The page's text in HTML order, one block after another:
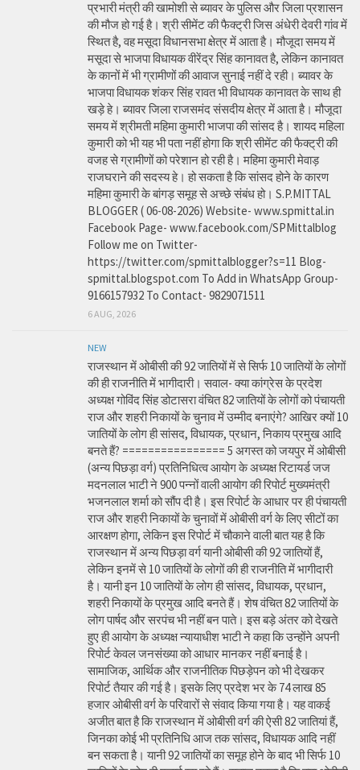
प्रभारी मंत्री की खामोशी से ब्यावर के पुलिस और जिला प्रशासन
की मौज हो गई है। श्री सीमेंट की फैक्ट्री जिस अंधेरी देवरी गांव में
स्थित है, वह मसूदा विधानसभा क्षेत्र में आता है। मौजूदा समय में
मसूदा से भाजपा विधायक वीरेंद्र सिंह कानावत है, लेकिन कानावत
के कानों में भी ग्रामीणों की आवाज सुनाई नहीं दे रही। ब्यावर के
भाजपा विधायक शंकर सिंह रावत भी विधायक कानावत के साथ ही
खड़े हे। ब्यावर जिला राजसमंद संसदीय क्षेत्र में आता है। मौजूदा
समय में श्रीमती महिमा कुमारी भाजपा की सांसद है। शायद महिला
कुमारी को भी यह भी पता नहीं होगा कि श्री सीमेंट की फैक्ट्री की
वजह से ग्रामीणों को परेशान हो रही है। महिमा कुमारी मेवाड़
राजघराने की सदस्य हे। हो सकता है कि सांसद होने के कारण
महिमा कुमारी के बांगड़ समूह से अच्छे संबंध हो। S.P.MITTAL
BLOGGER ( 06-08-2026) Website- www.spmittal.in
Facebook Page- www.facebook.com/SPMittalblog
Follow me on Twitter-
https://twitter.com/spmittalblogger?s=11 Blog-
spmittal.blogspot.com To Add in WhatsApp Group-
9166157932 To Contact- 9829071511
6 AUG, 2026
NEW
राजस्थान में ओबीसी की 92 जातियों में से सिर्फ 10 जातियों के लोगों
की ही राजनीति में भागीदारी। सवाल- क्या कांग्रेस के प्रदेश
अध्यक्ष गोविंद सिंह डोटासरा वंचित 82 जातियों के लोगों को पंचायती
राज और शहरी निकायों के चुनाव में उम्मीद बनाएंगे? आखिर क्यों 10
जातियों के लोग ही सांसद, विधायक, प्रधान, निकाय प्रमुख आदि
बनते हैं? ================ 5 अगस्त को जयपुर में ओबीसी
(अन्य पिछड़ा वर्ग) प्रतिनिधित्व आयोग के अध्यक्ष रिटायर्ड जज
मदनलाल भाटी ने 900 पन्नों वाली आयोग की रिपोर्ट मुख्यमंत्री
भजनलाल शर्मा को सौंप दी है। इस रिपोर्ट के आधार पर ही पंचायती
राज और शहरी निकायों के चुनावों में ओबीसी वर्ग के लिए सीटों का
आरक्षण होगा, लेकिन इस रिपोर्ट में चौकाने वाली बात यह है कि
राजस्थान में अन्य पिछड़ा वर्ग यानी ओबीसी की 92 जातियों हैं,
लेकिन इनमें से 10 जातियों के लोगों की ही राजनीति में भागीदारी
है। यानी इन 10 जातियों के लोग ही सांसद, विधायक, प्रधान,
शहरी निकायों के प्रमुख आदि बनते हैं। शेष वंचित 82 जातियों के
लोग पार्षद और सरपंच भी नहीं बन पाते। इस बड़े अंतर को देखते
हुए ही आयोग के अध्यक्ष न्यायाधीश भाटी ने कहा कि उन्होंने अपनी
रिपोर्ट केवल जनसंख्या को आधार मानकर नहीं बनाई है।
सामाजिक, आर्थिक और राजनीतिक पिछड़ेपन को भी देखकर
रिपोर्ट तैयार की गई है। इसके लिए प्रदेश भर के 74 लाख 85
हजार ओबीसी वर्ग के परिवारों से संवाद किया गया है। यह वाकई
अजीत बात है कि राजस्थान में ओबीसी वर्ग की ऐसी 82 जातियां हैं,
जिनका कोई भी प्रतिनिधि आज तक सांसद, विधायक आदि नहीं
बन सकता है। यानी 92 जातियों का समूह होने के बाद भी सिर्फ 10